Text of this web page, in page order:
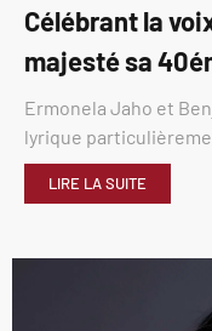
Célébrant la
majesté sa
Ermonela Jaho et
lyrique
LIRE LA SUITE